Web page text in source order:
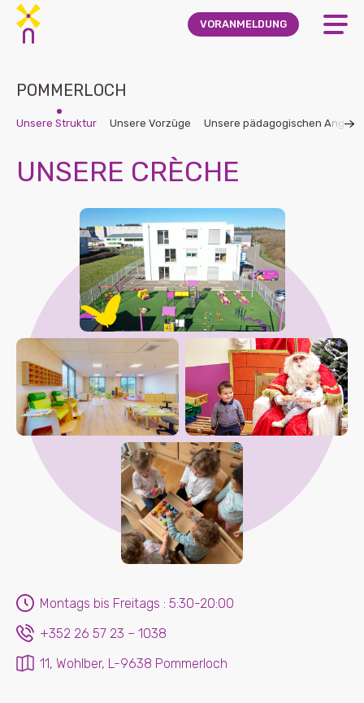
Skip to main content
VORANMELDUNG
POMMERLOCH
Unsere Struktur Unsere Vorzüge Unsere pädagogischen
UNSERE CRÈCHE
Montags bis Freitags : 5:30-20:00
+352 26 57 23 – 1038
11, Wohlber, L-9638 Pommerloch